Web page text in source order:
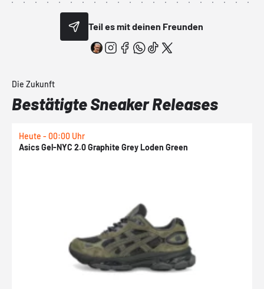
Teil es mit deinen Freunden
Die Zukunft
Bestätigte Sneaker Releases
Heute - 00:00 Uhr
Asics Gel-NYC 2.0 Graphite Grey Loden Green